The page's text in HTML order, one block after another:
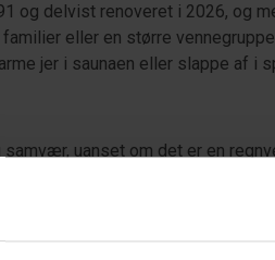
og delvist renoveret i 2026, og
eller en større
jer i saunaen eller slappe af i
uanset om det er en
ovn, køleskab med fryser
og varmepumpen sikrer
venner kan tage med på ferie.